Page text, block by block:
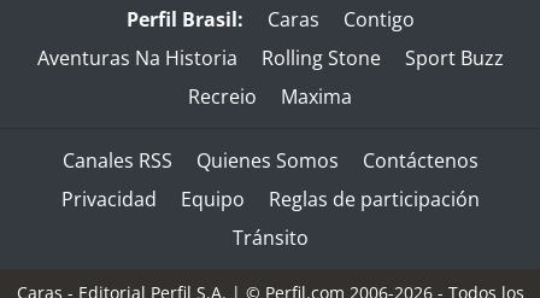
Perfil Brasil: Caras
Contigo
Aventuras Na Historia
Rolling Stone
Sport Buzz
Recreio
Maxima
Canales RSS Quienes Somos
Contáctenos
Privacidad
Equipo
Reglas de participación
Tránsito
Caras - Editorial Perfil S.A. | © Perfil.com 2006-2026 - Todos los